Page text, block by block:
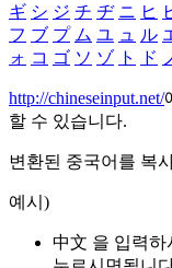
ギ シ ジ チ ヂ ニ ヒ
フ ブ プ ム ユ ュ ル
ォ コ ゴ ソ ゾ ト ド
http://chineseinput.net/
할 수 있습니다.
변환된 중국어를 복
예시)
中文 을 입력하